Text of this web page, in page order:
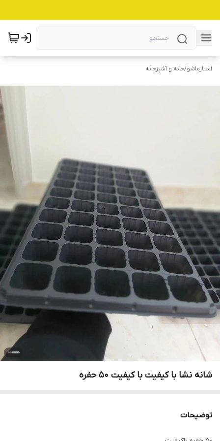
استارماشو/خانه و آشپزخانه
شانه نشا با کیفیت با کیفیت ۵۰ حفره
توضیحات